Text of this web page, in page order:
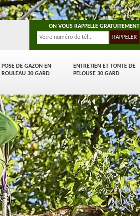
POSE DE GAZON EN
ROULEAU 30 GARD
ENTRETIEN ET TONTE DE
PELOUSE 30 GARD
ON VOUS RAPPELLE GRATUITEMENT